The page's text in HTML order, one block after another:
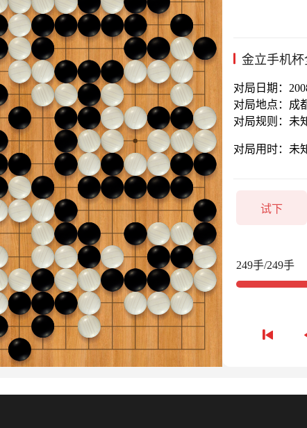
金立手机
对局日期：
对局地点：成
对局规则：未
对局用时：未
试下
249手/249手